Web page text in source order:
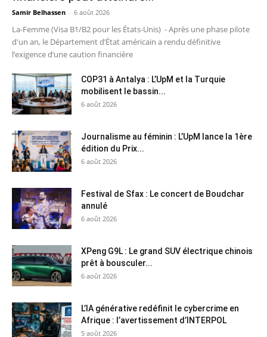
Samir Belhassen - 6 août 2026
La-Femme (Visa B1/B2 pour les États-Unis) - Après une phase pilote
d'un an, le Département d’État américain a rendu définitive
l’exigence d’une caution financière
COP31 à Antalya : L’UpM et la Turquie
mobilisent le bassin...
6 août 2026
Journalisme au féminin : L’UpM lance la 1ère
édition du Prix...
6 août 2026
Festival de Sfax : Le concert de Boudchar
annulé
6 août 2026
XPeng G9L : Le grand SUV électrique chinois
prêt à bousculer...
6 août 2026
L’IA générative redéfinit le cybercrime en
Afrique : l’avertissement d’INTERPOL
5 août 2026